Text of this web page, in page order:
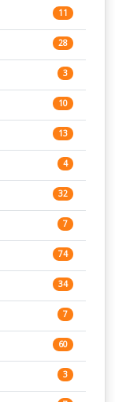
169
7
4
133
146
231
134
2
153
345
15
16
15
11
28
3
10
13
4
32
7
74
34
7
60
3